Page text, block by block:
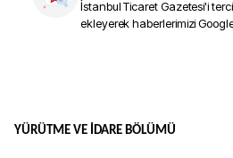
İstanbul Ticaret Gazetesi'i
ekleyerek haberlerimizi
YÜRÜTME VE İDARE BÖLÜMÜ